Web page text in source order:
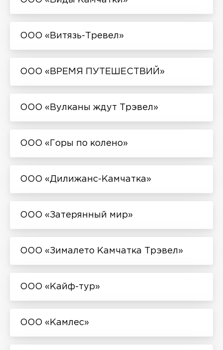
ООО «Витязь-Тревел»
ООО «ВРЕМЯ ПУТЕШЕСТВИЙ»
ООО «Вулканы ждут Трэвел»
ООО «Горы по колено»
ООО «Дилижанс-Камчатка»
ООО «Затерянный мир»
ООО «Зималето Камчатка Трэвел»
ООО «Кайф-тур»
ООО «Камлес»